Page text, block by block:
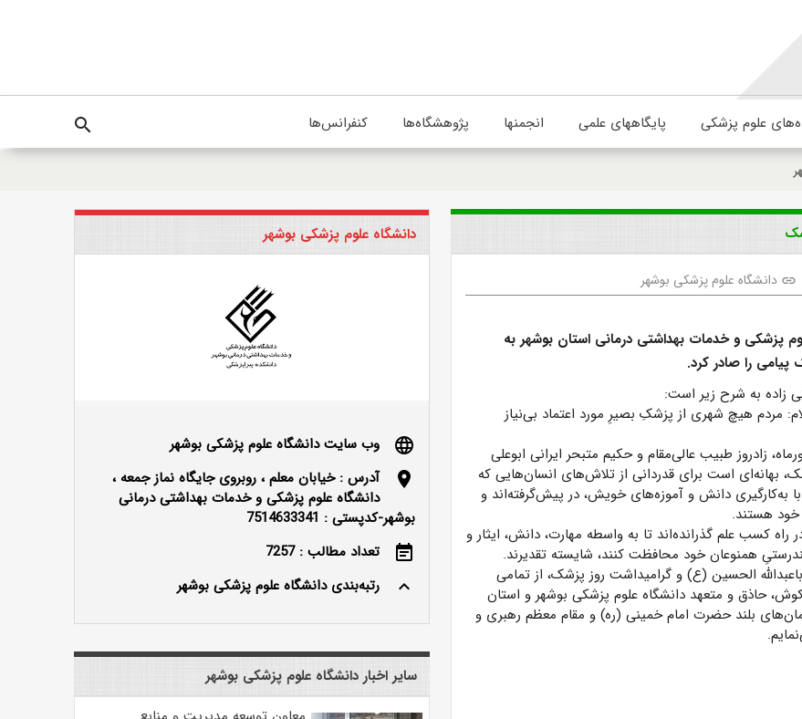
علوم پزشکی پایگاههای علمی انجمنها پژوهشگاه‌ها کنفرانس‌ها search
link دانشگاه علوم پزشکی بوشهر
پزشکی و خدمات بهداشتی درمانی استان بوشهر به
را صادر کرد.
زاده به شرح زیر است:
مردم هیچ شهری از پزشکِ بصیرِ مورد اعتماد بی‌نیاز
زادروز طبیب عالی‌مقام و حکیم متبحر ایرانی ابوعلی
بهانه‌ای است برای قدردانی از تلاش‌های انسان‌هایی که
دانش و آموزه‌های خویش، در پیش‌گرفته‌اند و
خود هستند.
کسب علم گذرانده‌اند تا به واسطه مهارت، دانش، ایثار و
همنوعان خود محافظت کنند، شایسته تقدیرند.
الحسین (ع) و گرامیداشت روز پزشک، از تمامی
حاذق و متعهد دانشگاه علوم پزشکی بوشهر و استان
بلند حضرت امام خمینی (ره) و مقام معظم رهبری و
دانشگاه علوم پزشکی بوشهر
language
وب سایت دانشگاه علوم پزشکی بوشهر
location_on
آدرس : خیابان معلم ، روبروی جایگاه نماز جمعه ،
دانشگاه علوم پزشکی و خدمات بهداشتی درمانی
بوشهر-کدپستی : 7514633341
event_note
تعداد مطالب : 7257
keyboard_arrow_up
رتبه‌بندی دانشگاه علوم پزشکی بوشهر
سایر اخبار دانشگاه علوم پزشکی بوشهر